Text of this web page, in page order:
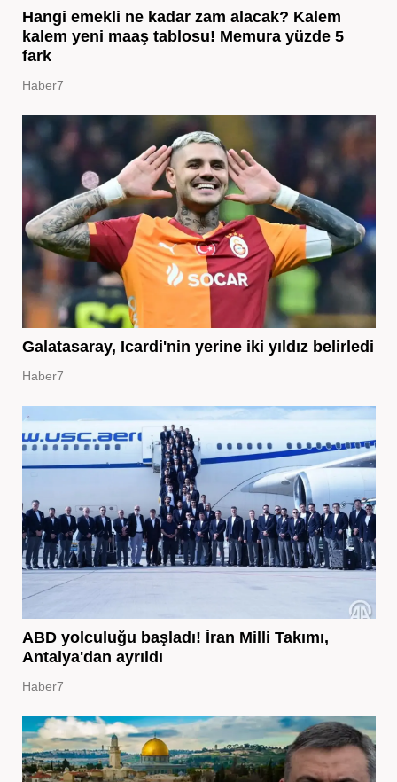
Hangi emekli ne kadar zam alacak? Kalem
kalem yeni maaş tablosu! Memura yüzde 5
fark
Haber7
Galatasaray, Icardi'nin yerine iki yıldız belirledi
Haber7
ABD yolculuğu başladı! İran Milli Takımı,
Antalya'dan ayrıldı
Haber7